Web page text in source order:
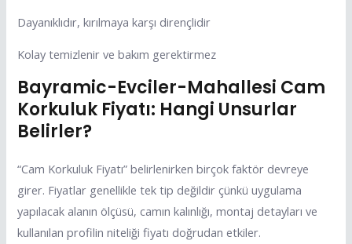
Dayanıklıdır, kırılmaya karşı dirençlidir
Kolay temizlenir ve bakım gerektirmez
Bayramic-Evciler-Mahallesi Cam
Korkuluk Fiyatı: Hangi Unsurlar
Belirler?
“Cam Korkuluk Fiyatı” belirlenirken birçok faktör devreye
girer. Fiyatlar genellikle tek tip değildir çünkü uygulama
yapılacak alanın ölçüsü, camın kalınlığı, montaj detayları ve
kullanılan profilin niteliği fiyatı doğrudan etkiler.